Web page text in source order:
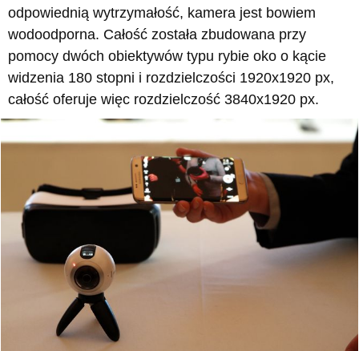
odpowiednią wytrzymałość, kamera jest bowiem
wodoodporna. Całość została zbudowana przy
pomocy dwóch obiektywów typu rybie oko o kącie
widzenia 180 stopni i rozdzielczości 1920x1920 px,
całość oferuje więc rozdzielczość 3840x1920 px.